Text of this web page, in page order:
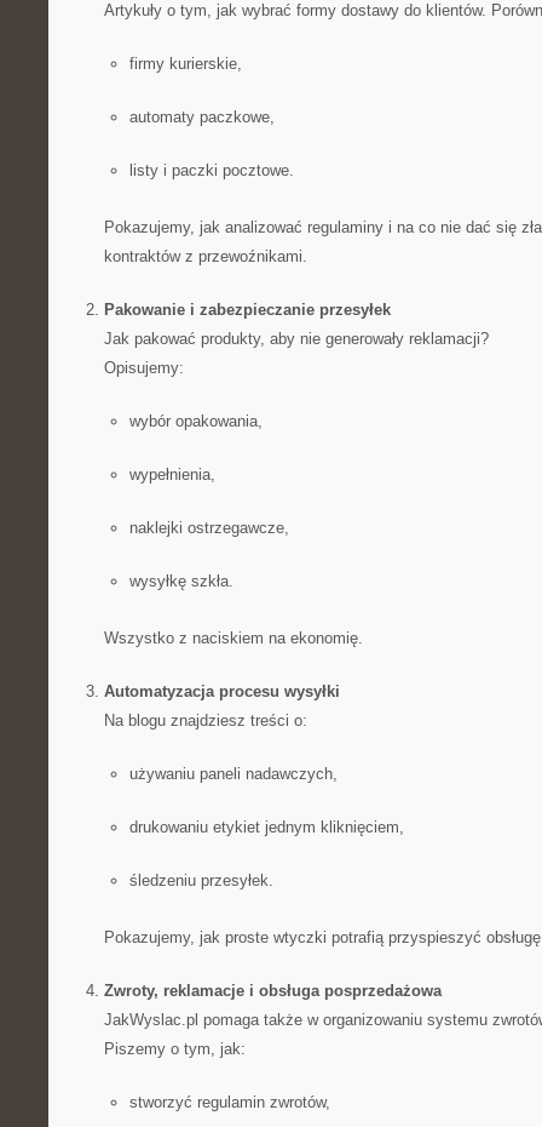
Artykuły o tym, jak wybrać formy dostawy do klientów.
firmy kurierskie,
automaty paczkowe,
listy i paczki pocztowe.
Pokazujemy, jak analizować regulaminy i na co nie dać się
kontraktów z przewoźnikami.
Pakowanie i zabezpieczanie przesyłek
Jak pakować produkty, aby nie generowały reklamacji?
Opisujemy:
wybór opakowania,
wypełnienia,
naklejki ostrzegawcze,
wysyłkę szkła.
Wszystko z naciskiem na ekonomię.
Automatyzacja procesu wysyłki
Na blogu znajdziesz treści o:
używaniu paneli nadawczych,
drukowaniu etykiet jednym kliknięciem,
śledzeniu przesyłek.
Pokazujemy, jak proste wtyczki potrafią przyspieszyć
Zwroty, reklamacje i obsługa posprzedażowa
JakWyslac.pl pomaga także w organizowaniu systemu
Piszemy o tym, jak:
stworzyć regulamin zwrotów,